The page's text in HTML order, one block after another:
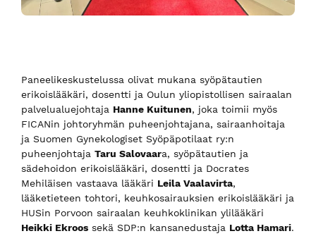
Paneelikeskustelussa olivat mukana syöpätautien
erikoislääkäri, dosentti ja Oulun yliopistollisen sairaalan
palvelualuejohtaja Hanne Kuitunen, joka toimii myös
FICANin johtoryhmän puheenjohtajana, sairaanhoitaja
ja Suomen Gynekologiset Syöpäpotilaat ry:n
puheenjohtajaTaru Salovaara, syöpätautien ja
sädehoidon erikoislääkäri, dosentti ja Docrates
Mehiläisen vastaava lääkäri Leila Vaalavirta,
lääketieteen tohtori, keuhkosairauksien erikoislääkäri ja
HUSin Porvoon sairaalan keuhkoklinikan ylilääkäri
Heikki Ekroos sekä SDP:n kansanedustaja Lotta Hamari.